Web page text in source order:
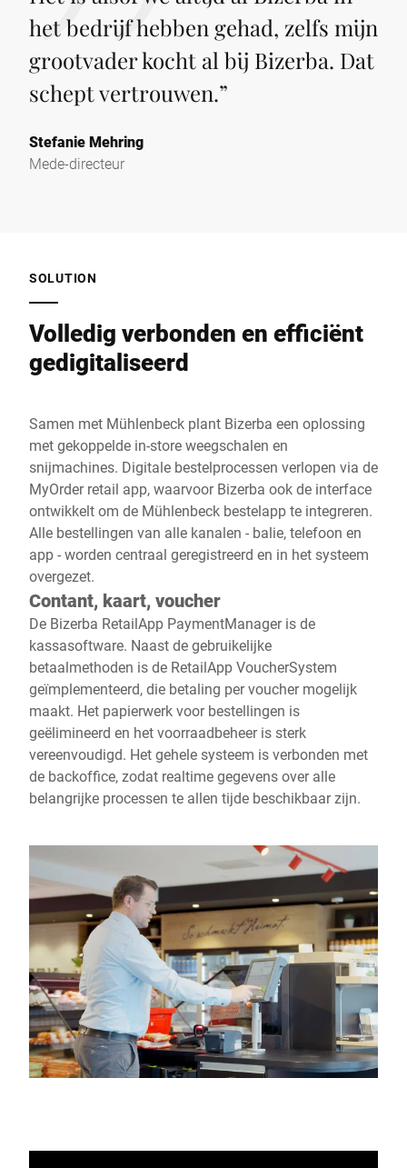
het bedrijf hebben gehad, zelfs mijn
grootvader kocht al bij Bizerba. Dat
schept vertrouwen.”
Stefanie Mehring
Mede-directeur
SOLUTION
Volledig verbonden en efficiënt
gedigitaliseerd
Samen met Mühlenbeck plant Bizerba een oplossing
met gekoppelde in-store weegschalen en
snijmachines. Digitale bestelprocessen verlopen via de
MyOrder retail app, waarvoor Bizerba ook de interface
ontwikkelt om de Mühlenbeck bestelapp te integreren.
Alle bestellingen van alle kanalen - balie, telefoon en
app - worden centraal geregistreerd en in het systeem
overgezet.
Contant, kaart, voucher
De Bizerba RetailApp PaymentManager is de
kassasoftware. Naast de gebruikelijke
betaalmethoden is de RetailApp VoucherSystem
geïmplementeerd, die betaling per voucher mogelijk
maakt. Het papierwerk voor bestellingen is
geëlimineerd en het voorraadbeheer is sterk
vereenvoudigd. Het gehele systeem is verbonden met
de backoffice, zodat realtime gegevens over alle
belangrijke processen te allen tijde beschikbaar zijn.